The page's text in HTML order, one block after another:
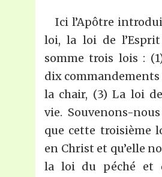
Ici l’Apôtre
loi, la loi de
somme trois lois :
dix commandements
la chair, (3) La loi
vie. Souvenons-
que cette troisième
en Christ et qu’elle
la loi du péché et